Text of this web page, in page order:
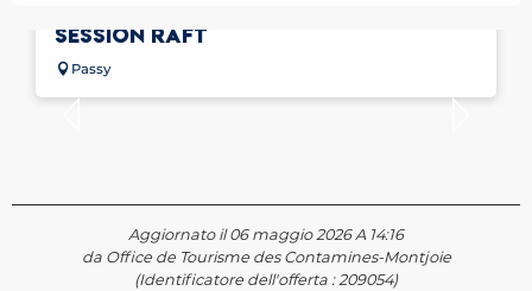
SESSION RAFT
Passy
Aggiornato il 06 maggio 2026 A 14:16
da Office de Tourisme des Contamines-Montjoie
(Identificatore dell'offerta :209054)